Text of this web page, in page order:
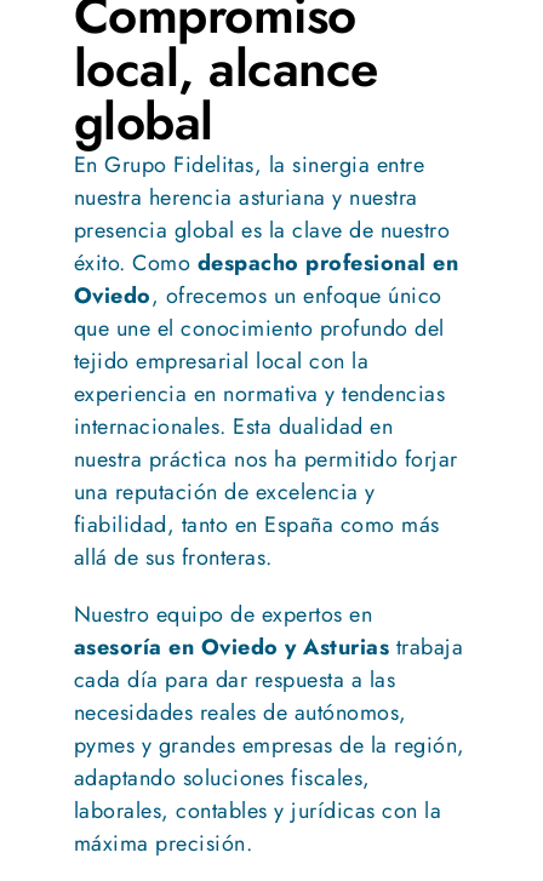
Compromiso
local, alcance
global
En Grupo Fidelitas, la sinergia entre
nuestra herencia asturiana y nuestra
presencia global es la clave de nuestro
éxito. Como despacho profesional en
Oviedo, ofrecemos un enfoque único
que une el conocimiento profundo del
tejido empresarial local con la
experiencia en normativa y tendencias
internacionales. Esta dualidad en
nuestra práctica nos ha permitido forjar
una reputación de excelencia y
fiabilidad, tanto en España como más
allá de sus fronteras.
Nuestro equipo de expertos en
asesoría en Oviedo y Asturias trabaja
cada día para dar respuesta a las
necesidades reales de autónomos,
pymes y grandes empresas de la región,
adaptando soluciones fiscales,
laborales, contables y jurídicas con la
máxima precisión.